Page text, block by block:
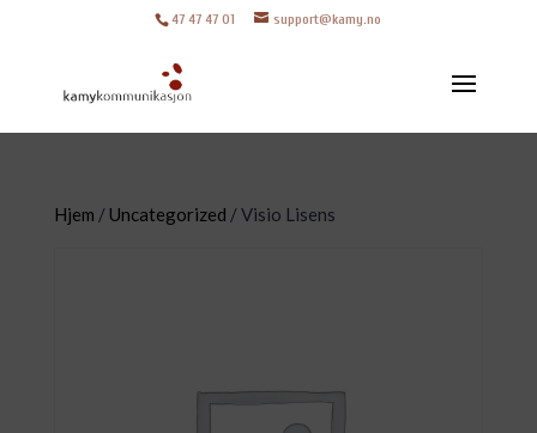
47 47 47 01 support@kamy.no
Hjem / Uncategorized / Visio Lisens